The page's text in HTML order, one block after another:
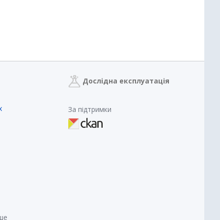
Дослідна експлуатація
За підтримки